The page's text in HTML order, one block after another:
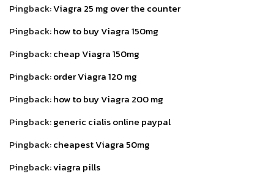
Pingback:Viagra 25 mg over the counter
Pingback:how to buy Viagra 150mg
Pingback:cheap Viagra 150mg
Pingback:order Viagra 120 mg
Pingback:how to buy Viagra 200 mg
Pingback:generic cialis online paypal
Pingback:cheapest Viagra 50mg
Pingback:viagra pills